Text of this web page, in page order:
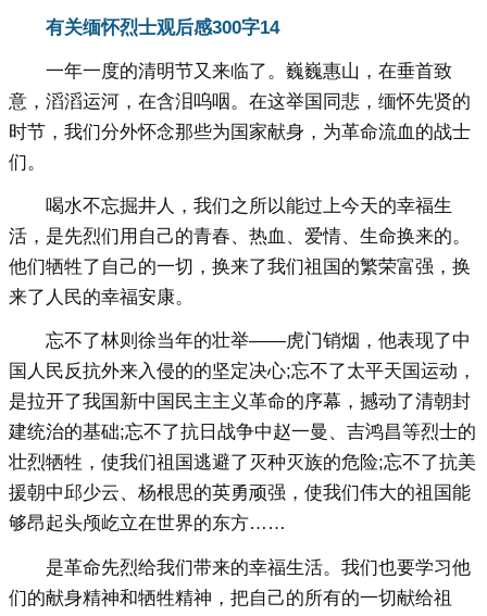
有关缅怀烈士观后感300字14
一年一度的清明节又来临了。巍巍惠山，在垂首致
意，滔滔运河，在含泪呜咽。在这举国同悲，缅怀先贤的
时节，我们分外怀念那些为国家献身，为革命流血的战士
们。
喝水不忘掘井人，我们之所以能过上今天的幸福生
活，是先烈们用自己的青春、热血、爱情、生命换来的。
他们牺牲了自己的一切，换来了我们祖国的繁荣富强，换
来了人民的幸福安康。
忘不了林则徐当年的壮举――虎门销烟，他表现了中
国人民反抗外来入侵的的坚定决心;忘不了太平天国运动，
是拉开了我国新中国民主主义革命的序幕，撼动了清朝封
建统治的基础;忘不了抗日战争中赵一曼、吉鸿昌等烈士的
壮烈牺牲，使我们祖国逃避了灭种灭族的危险;忘不了抗美
援朝中邱少云、杨根思的英勇顽强，使我们伟大的祖国能
够昂起头颅屹立在世界的东方……
是革命先烈给我们带来的幸福生活。我们也要学习他
们的献身精神和牺牲精神，把自己的所有的一切献给祖